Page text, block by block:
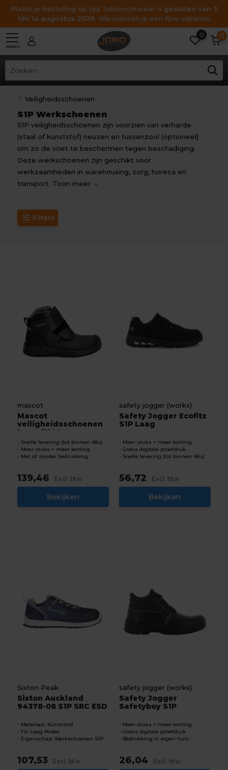
Plaats je bestelling op tijd. Joboworkwear is gesloten van 3
t/m 14 augustus 2026. We wensen je een fijne vakantie
MENU
0 0
Veiligheidsschoenen
S1P Werkschoenen
S1P veiligheidsschoenen zijn voorzien van verharde
(staal of kunststof) neuzen en tussenzool (optioneel)
om zo de voet te beschermen tegen beschadiging.
Deze werkschoenen zijn geschikt voor
werkzaamheden in warehousing, zorg, horeca en
transport. Toon meer
Filters
mascot
Mascot
veiligheidsschoenen
hoog f1100
Snelle levering (tot binnen 48u)
Meer stuks = meer korting
Met of zonder bedrukking
139,46 Excl. btw
Bekijken
safety jogger (works)
Safety Jogger Ecofitz
S1P Laag
Meer stuks = meer korting
Gratis digitale proefdruk
Snelle levering (tot binnen 48u)
56,72 Excl. btw
Bekijken
Sixton Peak
Sixton Auckland
94378-08 S1P SRC ESD
Materiaal: Kunststof
Fit: Laag Model
Eigenschap: Werkschoenen S1P
107,53 Excl. btw
safety jogger (works)
Safety Jogger
Safetyboy S1P
Meer stuks = meer korting
Gratis digitale proefdruk
Bedrukking in eigen huis
26,04 Excl. btw